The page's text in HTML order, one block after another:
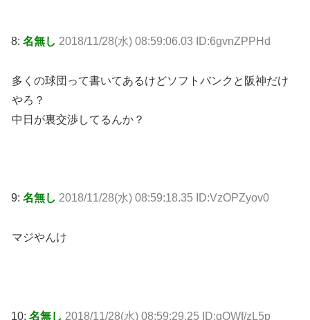
8: 名無し 2018/11/28(水) 08:59:06.03 ID:6gvnZPPHd
多くの球団って書いてあるけどソフトバンクと阪神だけ
やろ？
中日が裏交渉してるんか？
9: 名無し 2018/11/28(水) 08:59:18.35 ID:VzOPZyov0
マジやんけ
10: 名無し 2018/11/28(水) 08:59:29.25 ID:qQWf/zL5p